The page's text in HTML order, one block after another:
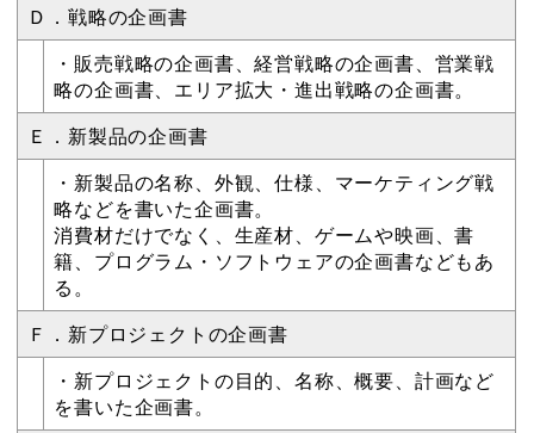
Ｄ．戦略の企画書
・販売戦略の企画書、経営戦略の企画書、営業戦
略の企画書、エリア拡大・進出戦略の企画書。
Ｅ．新製品の企画書
・新製品の名称、外観、仕様、マーケティング戦
略などを書いた企画書。
消費材だけでなく、生産材、ゲームや映画、書
籍、プログラム・ソフトウェアの企画書などもあ
る。
Ｆ．新プロジェクトの企画書
・新プロジェクトの目的、名称、概要、計画など
を書いた企画書。